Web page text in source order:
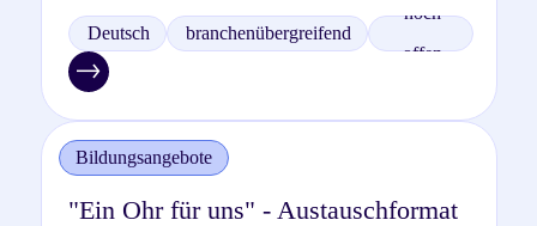
Deutsch branchenübergreifend
noch
offen
Bildungsangebote
"Ein Ohr für uns" - Austauschformat